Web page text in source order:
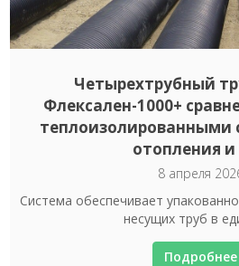
Четырехтрубный
Флексален-1000+
теплоизолированными
отопления и
8 апреля
Система обеспечивает
несущих труб в
Подробнее